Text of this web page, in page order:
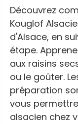
Découvrez
Kouglof
d'Alsace, en
étape.
aux raisins
ou le goûter.
préparation
vous
alsacien chez